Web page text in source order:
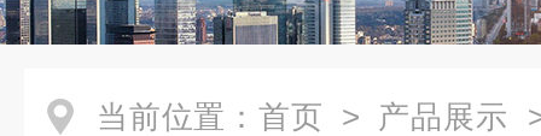
当前位置： 首页 > 产品展示